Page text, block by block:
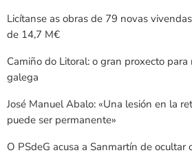
Licítanse as obras de 79 novas
de 14,7 M€
Camiño do Litoral: o gran proxecto para
galega
José Manuel Abalo: «Una lesión en la
puede ser permanente»
O PSdeG acusa a Sanmartín de ocultar